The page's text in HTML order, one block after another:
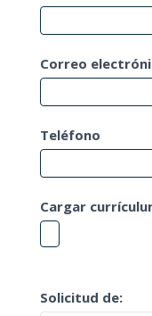
Correo
Teléfono
Cargar
Solicitud de: